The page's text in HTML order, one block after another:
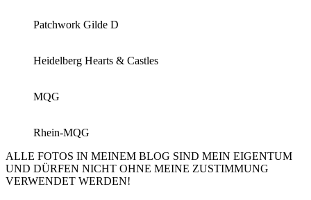
Patchwork Gilde D
Heidelberg Hearts & Castles
MQG
Rhein-MQG
ALLE FOTOS IN MEINEM BLOG SIND MEIN EIGENTUM
UND DÜRFEN NICHT OHNE MEINE ZUSTIMMUNG
VERWENDET WERDEN!